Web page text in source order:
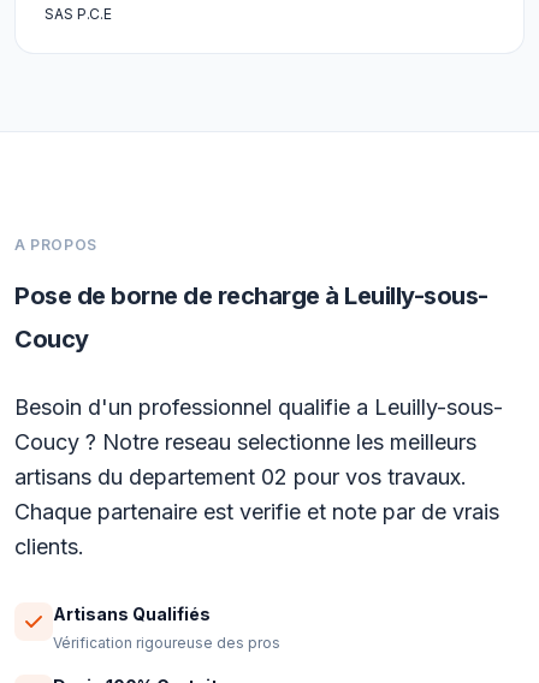
SAS P.C.E
A PROPOS
Pose de borne de recharge à Leuilly-sous-
Coucy
Besoin d'un professionnel qualifie a Leuilly-sous-
Coucy ? Notre reseau selectionne les meilleurs
artisans du departement 02 pour vos travaux.
Chaque partenaire est verifie et note par de vrais
clients.
Artisans Qualifiés
Vérification rigoureuse des pros